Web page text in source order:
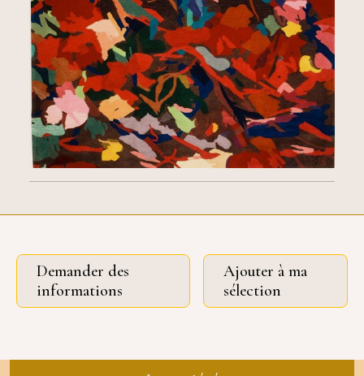
Demander des
informations
Ajouter à ma
sélection